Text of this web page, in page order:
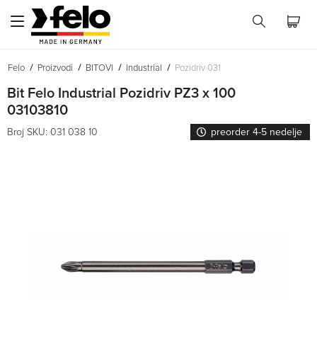
Felo Proizvodi BITOVI Industrial Pozidriv 031
Bit Felo Industrial Pozidriv PZ3 x 100
03103810
Broj SKU: 031 038 10 preorder 4-5 nedelje